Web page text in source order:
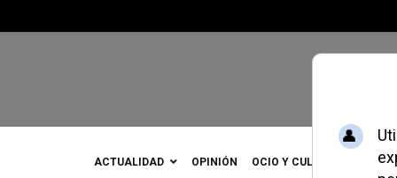
ACTUALIDAD OPINIÓN OCIO Y CULTURA